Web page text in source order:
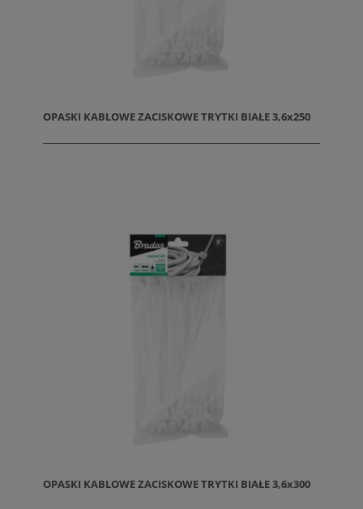
OPASKI KABLOWE ZACISKOWE TRYTKI BIAŁE 3,6x250
OPASKI KABLOWE ZACISKOWE TRYTKI BIAŁE 3,6x300